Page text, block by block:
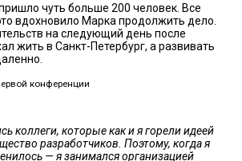
чуть больше 200 человек. Все
вдохновило Марка продолжить дело.
на следующий день после
жить в Санкт-Петербург, а развивать
конференции
коллеги, которые как и я горели идеей
разработчиков. Поэтому, когда я
— я занимался организацией